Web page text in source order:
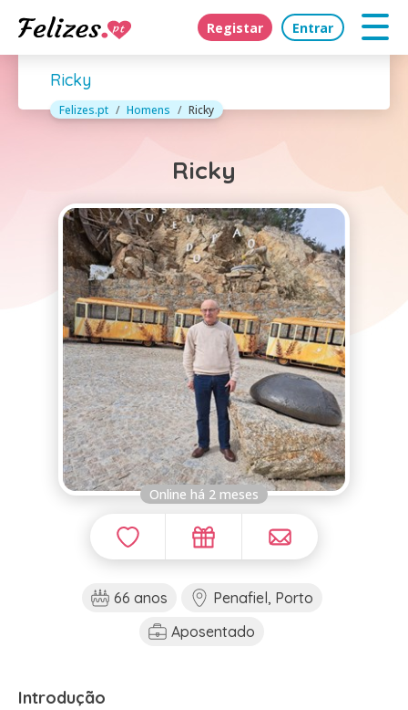
Registar Entrar
Ricky
Felizes.pt Homens Ricky
Ricky
Online há 2 meses
66 anos
Penafiel, Porto
Aposentado
Introdução